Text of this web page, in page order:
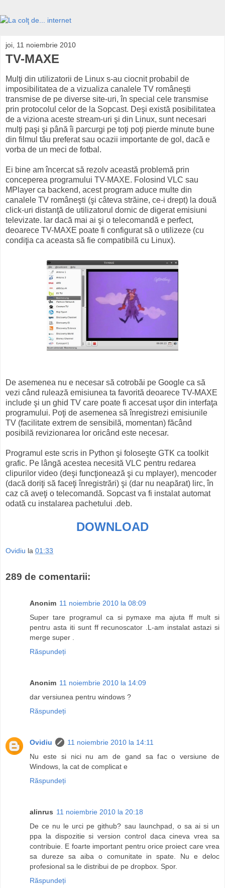
joi, 11 noiembrie 2010
TV-MAXE
Mulţi din utilizatorii de Linux s-au ciocnit probabil de
imposibilitatea de a vizualiza canalele TV româneşti
transmise de pe diverse site-uri, în special cele transmise
prin protocolul celor de la Sopcast. Deşi există posibilitatea
de a viziona aceste stream-uri şi din Linux, sunt necesari
mulţi paşi şi până îi parcurgi pe toţi poţi pierde minute bune
din filmul tău preferat sau ocazii importante de gol, dacă e
vorba de un meci de fotbal.
Ei bine am încercat să rezolv această problemă prin
conceperea programului TV-MAXE. Folosind VLC sau
MPlayer ca backend, acest program aduce multe din
canalele TV româneşti (şi câteva străine, ce-i drept) la două
click-uri distanţă de utilizatorul dornic de digerat emisiuni
televizate. Iar dacă mai ai şi o telecomandă e perfect,
deoarece TV-MAXE poate fi configurat să o utilizeze (cu
condiţia ca aceasta să fie compatibilă cu Linux).
De asemenea nu e necesar să cotrobăi pe Google ca să
vezi când rulează emisiunea ta favorită deoarece TV-MAXE
include şi un ghid TV care poate fi accesat uşor din interfaţa
programului. Poţi de asemenea să înregistrezi emisiunile
TV (facilitate extrem de sensibilă, momentan) făcând
posibilă revizionarea lor oricând este necesar.
Programul este scris in Python şi foloseşte GTK ca toolkit
grafic. Pe lângă acestea necesită VLC pentru redarea
clipurilor video (deşi funcţionează şi cu mplayer), mencoder
(dacă doriţi să faceţi înregistrări) şi (dar nu neapărat) lirc, în
caz că aveţi o telecomandă. Sopcast va fi instalat automat
odată cu instalarea pachetului .deb.
DOWNLOAD
Ovidiu la 01:33
289 de comentarii:
Anonim 11 noiembrie 2010 la 08:09
Super tare programul ca si pymaxe ma ajuta ff mult si
pentru asta iti sunt ff recunoscator .L-am instalat astazi si
merge super .
Răspundeți
Anonim 11 noiembrie 2010 la 14:09
dar versiunea pentru windows ?
Răspundeți
Ovidiu
11 noiembrie 2010 la 14:11
Nu este si nici nu am de gand sa fac o versiune de
Windows, la cat de complicat e
Răspundeți
alinrus 11 noiembrie 2010 la 20:18
De ce nu le urci pe github? sau launchpad, o sa ai si un
ppa la dispozitie si version control daca cineva vrea sa
contribuie. E foarte important pentru orice proiect care vrea
sa dureze sa aiba o comunitate in spate. Nu e deloc
profesional sa le distribui de pe dropbox. Spor.
Răspundeți